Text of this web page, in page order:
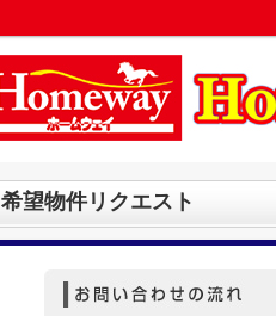
希望物件リクエスト